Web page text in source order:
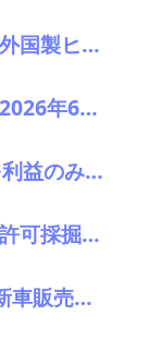
米、国家安全を理由に外国製ヒト型ロボットの輸入禁止 中国は「必要な報復措置」を警告
日本国内自動車生産 2026年6月生産台数 73万7千台 前年同月比6.8%増加
愛三工業27/3期予想を利益のみ増額し1.3％増収6.6％営業増益予想は最高益更新予想ながら、再増額期待。子会社の高純度タングステンの製造技術にも注目。
中国、南シナ海での無許可採掘を禁止 フィリピンとの係争域、中国が支配なら海運に影響の可能性
(速報)2026年7月国内新車販売 41万7千台 前年同月比7%増加 4か月連続プラス